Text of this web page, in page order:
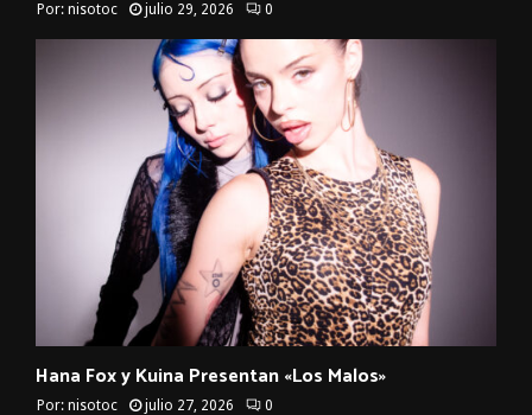
Por: nisotoc julio 29, 2026 0
Hana Fox y Kuina Presentan «Los Malos»
Por: nisotoc julio 27, 2026 0